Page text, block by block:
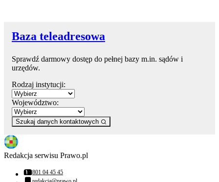
Baza teleadresowa
Sprawdź darmowy dostęp do pełnej bazy m.in. sądów i
urzędów.
Rodzaj instytucji:
Województwo:
Szukaj danych kontaktowych
Redakcja serwisu Prawo.pl
Numer telefonu:
801 04 45 45